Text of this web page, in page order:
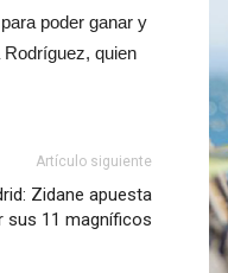
poder ganar y
quien
Artículo siguiente
Zidane apuesta
sus 11 magníficos